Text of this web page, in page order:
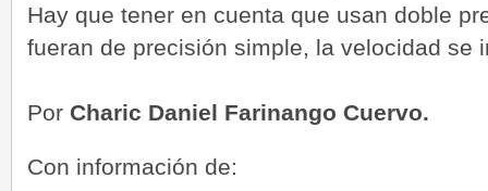
Hay que tener en cuenta que usan doble
fueran de precisión simple, la velocidad se
Por Charic Daniel Farinango Cuervo.
Con información de: